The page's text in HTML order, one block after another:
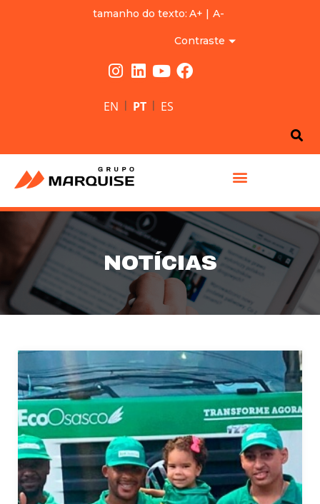
tamanho do texto: A+ | A-
Contraste
EN | PT | ES
NOTÍCIAS